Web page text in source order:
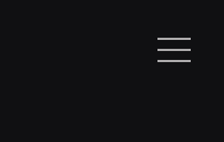
Meniu